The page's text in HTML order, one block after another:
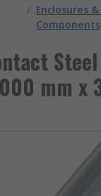
/ Enclosures
Components
mm x